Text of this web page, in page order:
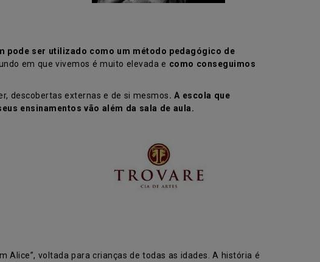
pode ser utilizado como um método pedagógico de
em que vivemos é muito elevada e como conseguimos
descobertas externas e de si mesmos. A escola que
ensinamentos vão além da sala de aula.
voltada para crianças de todas as idades. A história é